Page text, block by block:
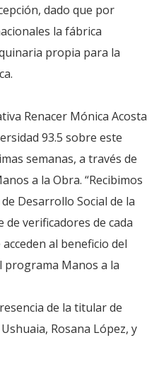
dado que por
la fábrica
propia para la
Renacer Mónica Acosta
93.5 sobre este
semanas, a través de
a la Obra. “Recibimos
Desarrollo Social de la
de verificadores de cada
al beneficio del
Manos a la
de la titular de
Rosana López, y